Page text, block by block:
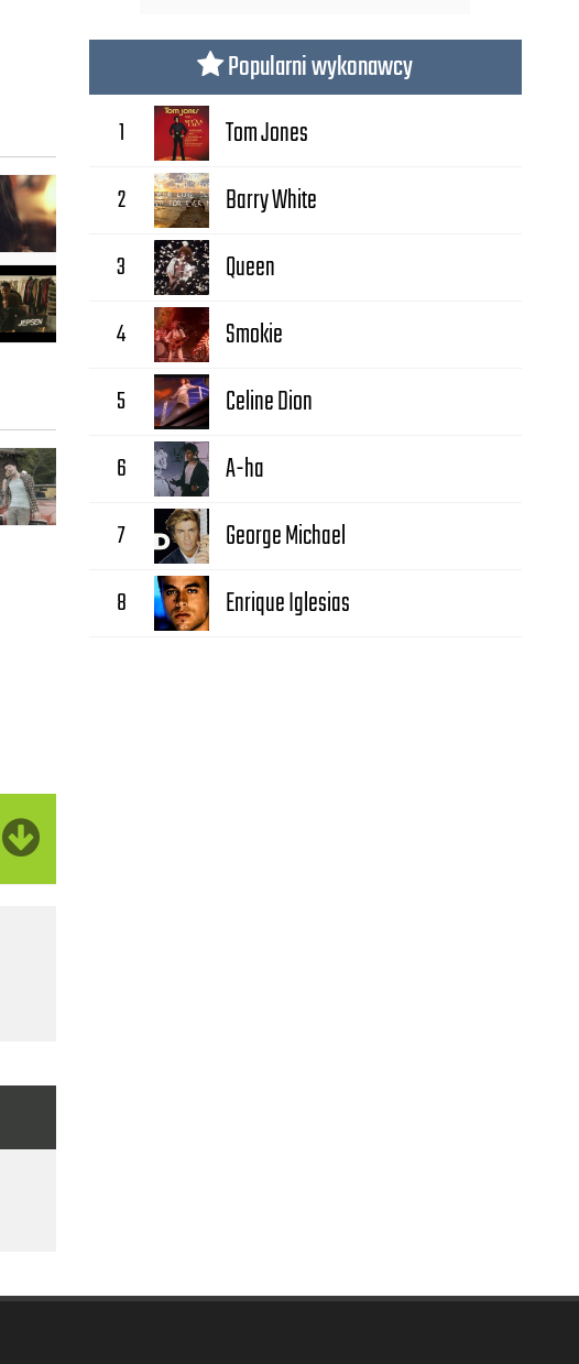
Popularni wykonawcy
1 Tom Jones
2 Barry White
3 Queen
4 Smokie
5 Celine Dion
6 A-ha
7 George Michael
8 Enrique Iglesias